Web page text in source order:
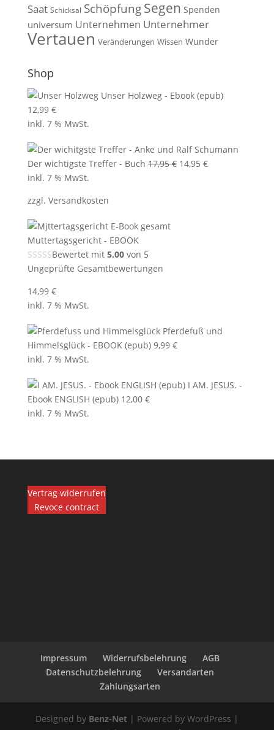
Saat Schicksal Schöpfung Segen Spenden
universum Unternehmen Unternehmer
Vertauen Veränderungen Wissen Wunder
Shop
Unser Holzweg - Ebook (epub)
12,99 €
inkl. 7 % MwSt.
Der wichtigste Treffer - Buch 17,95€ Ursprünglicher
14,95 €Aktueller
inkl. 7 % MwSt.
zzgl. Versandkosten
Muttertagsgericht - EBOOK
Bewertet mit 5.00von 5
Ungeprüfte Gesamtbewertungen
14,99 €
inkl. 7 % MwSt.
Pferdefuß und
Himmelsglück - EBOOK (epub) 9,99 €
inkl. 7 % MwSt.
I AM. JESUS. -
Ebook ENGLISH (epub) 12,00 €
inkl. 7 % MwSt.
Vertrag widerrufen
Revoce contract
Impressum Widerrufsbelehrung
AGB
Datenschutzbelehrung
Versandarten
Zahlungsarten
Designed by Benz-Net| Powered by WordPress |